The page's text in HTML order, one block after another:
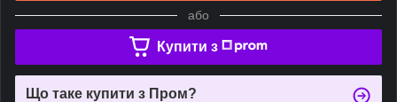
або
Купити з
Що таке купити з Пром?